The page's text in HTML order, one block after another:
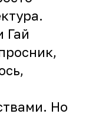
Гай
Но